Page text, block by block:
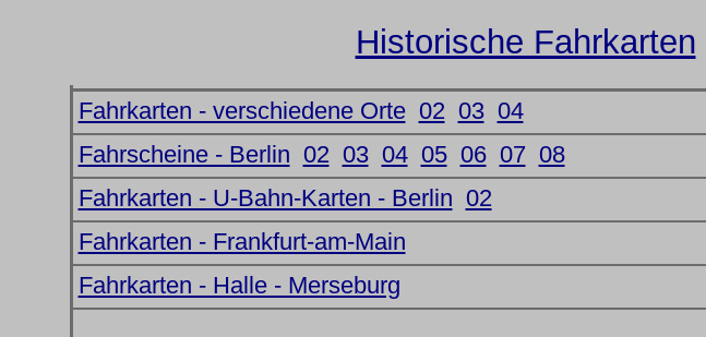
Historische Fahrkarten
Fahrkarten - verschiedene Orte 02 03 04
Fahrscheine - Berlin 02 03 04 05 06 07 08
Fahrkarten - U-Bahn-Karten - Berlin 02
Fahrkarten - Frankfurt-am-Main
Fahrkarten - Halle - Merseburg